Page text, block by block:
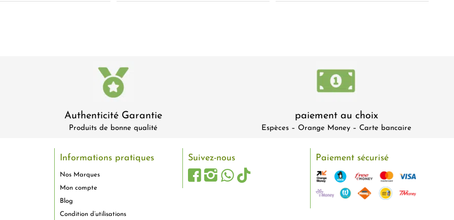
Authenticité Garantie
Produits de bonne qualité
paiement au choix
Espèces – Orange Money – Carte bancaire
Informations pratiques
Nos Marques
Mon compte
Blog
Condition d’utilisations
Suivez-nous Paiement sécurisé